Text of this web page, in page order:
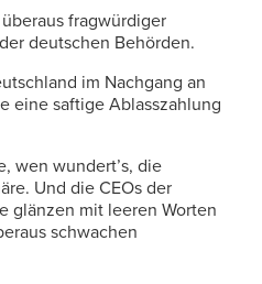
fragwürdiger
deutschen Behörden.
im Nachgang an
eine saftige Ablasszahlung
wen wundert’s, die
Und die CEOs der
glänzen mit leeren Worten
schwachen